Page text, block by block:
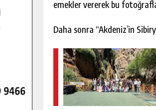
emekler vererek bu
Daha sonra “Akdeniz’in